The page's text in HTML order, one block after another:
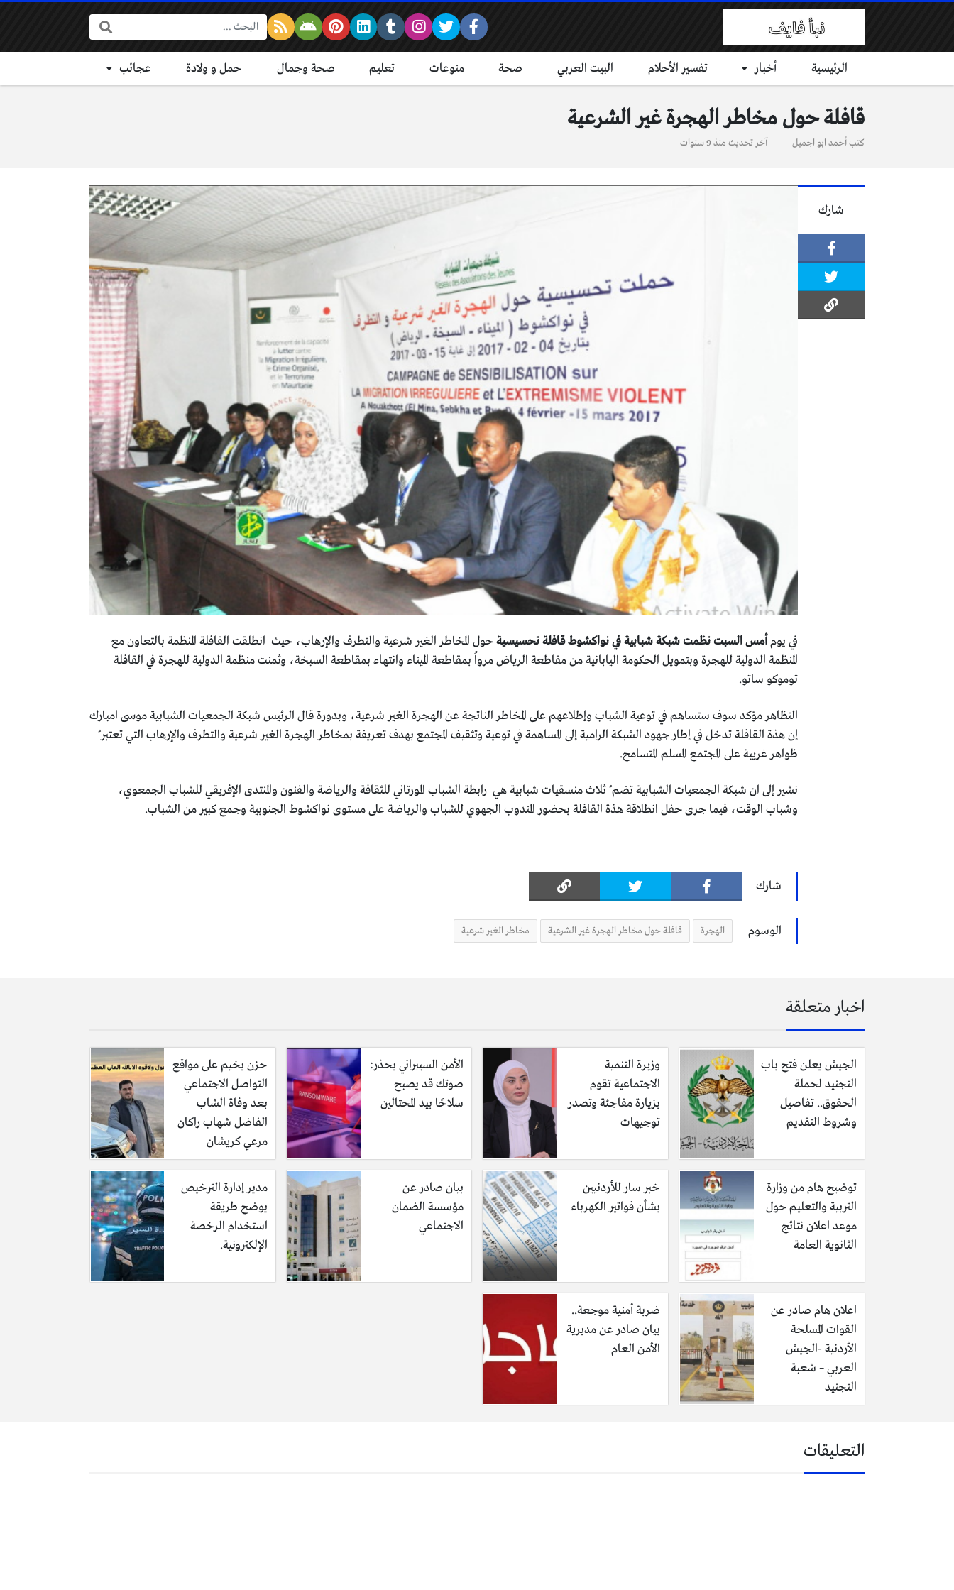
البحث:
الرئيسية أخبار تفسير الأحلام البيت العربي صحة منوعات تعليم صحة وجمال حمل و ولادة عجائب
قافلة حول مخاطر الهجرة غير الشرعية
كتبأحمد ابو اجميل آخر تحديث منذ 9 سنوات
شارك
في يومأمس السبت نظمت شبكة شبابية في نواكشوط قافلة تحسيسيةحول المخاطر الغير شرعية والتطرف والإرهاب، حيث انطلقت القافلة المنظمة بالتعاون مع
المنظمة الدولية للهجرة وبتمويل الحكومة اليابانية من مقاطعة الرياض مرواً بمقاطعة الميناء وانتهاء بمقاطعة السبخة، وثمنت منظمة الدولية للهجرة في القافلة
توموكو ساتو.
التظاهر مؤكد سوف ستساهم في توعية الشباب وإطلاعهم على المخاطر الناتجة عن الهجرة الغير شرعية، وبدورة قال الرئيس شبكة الجمعيات الشبابية موسى امبارك
إن هذة القافلة تدخل في إطار جهود الشبكة الرامية إلى المساهمة في توعية وتثقيف المجتمع بهدف تعريفة بمخاطر الهجرة الغير شرعية والتطرف والإرهاب التي تعتبر ُ
ظواهر غريبة على المجتمع المسلم المتسامح.
نشير إلى ان شبكة الجمعيات الشبابية تضم ُ ثلاث منسقيات شبابية هي رابطة الشباب المورتاني للثقافة والرياضة والفنون والمنتدى الإفريقي للشباب الجمعوي،
وشباب الوقت، فيما جرى حفل انطلاقة هذة القافلة بحضور المندوب الجهوي للشباب والرياضة على مستوى نواكشوط الجنوبية وجمع كبير من الشباب.
شارك
الوسوم الهجرة قافلة حول مخاطر الهجرة غير الشرعية مخاطر الغير شرعية
اخبار متعلقة
الجيش يعلن فتح باب
التجنيد لحملة
الحقوق.. تفاصيل
وشروط التقديم
وزيرة التنمية
الاجتماعية تقوم
بزيارة مفاجئة وتصدر
توجيهات
الأمن السيبراني يحذر:
صوتك قد يصبح
سلاحًا بيد المحتالين
حزن يخيم على مواقع
التواصل الاجتماعي
بعد وفاة الشاب
الفاضل شهاب راكان
مرعي كريشان
توضيح هام من وزارة
التربية والتعليم حول
موعد اعلان نتائج
الثانوية العامة
خبر سار للأردنيين
بشأن فواتير الكهرباء
بيان صادر عن
مؤسسة الضمان
الاجتماعي
مدير إدارة الترخيص
يوضح طريقة
استخدام الرخصة
الإلكترونية.
اعلان هام صادر عن
القوات المسلحة
الأردنية -الجيش
العربي – شعبة
التجنيد
ضربة أمنية موجعة..
بيان صادر عن مديرية
الأمن العام
التعليقات